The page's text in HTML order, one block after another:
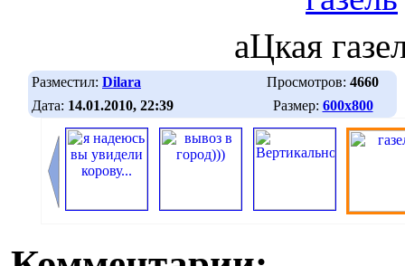
аЦкая
Разместил: Dilara Просмотров: 4660
Дата: 14.01.2010, 22:39 Размер: 600х800